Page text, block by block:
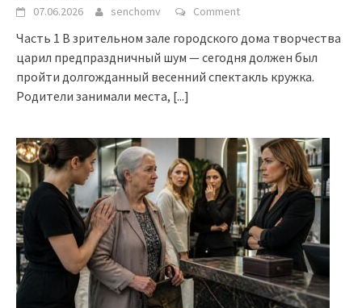
07.06.2026 senchomv Comment
Часть 1 В зрительном зале городского дома творчества
царил предпраздничный шум — сегодня должен был
пройти долгожданный весенний спектакль кружка.
Родители занимали места, [...]